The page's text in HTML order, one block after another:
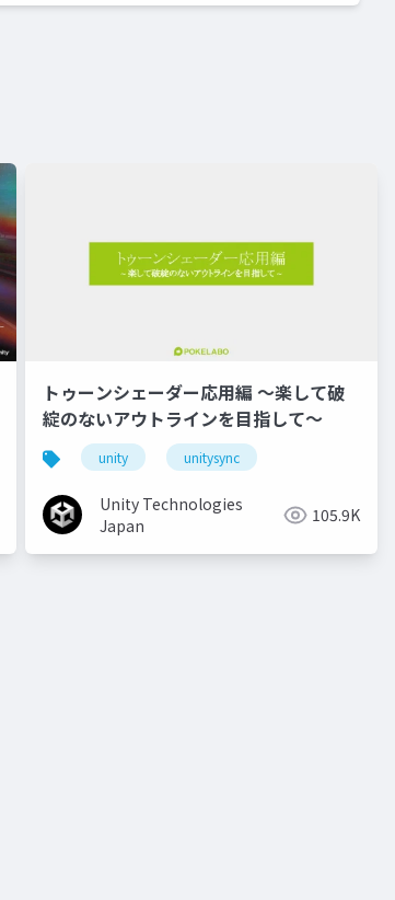
トゥーンシェーダー応用編 ～楽して破
綻のないアウトラインを目指して～
unity unitysync
Unity Technologies
Japan
105.9K